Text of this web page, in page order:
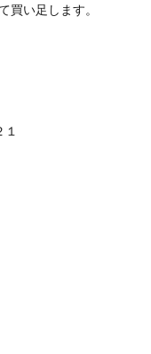
買い足します。